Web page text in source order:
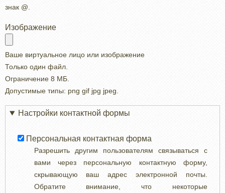
знак @.
Изображение
Ваше виртуальное лицо или изображение
Только один файл.
Ограничение 8 МБ.
Допустимые типы: png gif jpg jpeg.
Настройки контактной формы
Персональная контактная форма
Разрешить другим пользователям связываться с
вами через персональную контактную форму,
скрывающую ваш адрес электронной почты.
Обратите внимание, что некоторые